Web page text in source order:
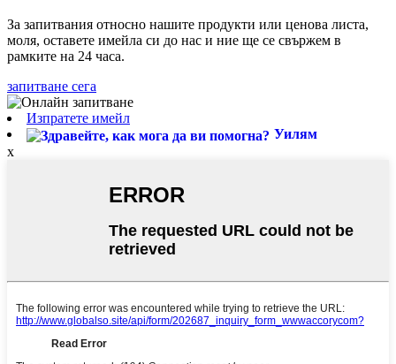
За запитвания относно нашите продукти или ценова листа,
моля, оставете имейла си до нас и ние ще се свържем в
рамките на 24 часа.
запитване сега
Изпратете имейл
Уилям
x